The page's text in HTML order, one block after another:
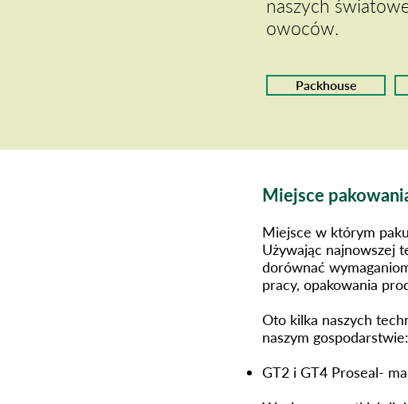
naszych
owoców.
Packhouse
Miejsce
Miejsce w którym
Używając najnowszej
dorównać
pracy, opakowania
Oto kilka naszych
naszym gospodarstwie:
GT2 i GT4 Proseal-